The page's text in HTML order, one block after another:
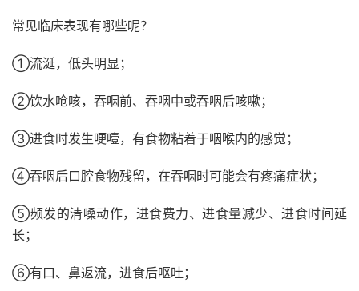
常见临床表现有哪些呢？
①流涎，低头明显；
②饮水呛咳，吞咽前、吞咽中或吞咽后咳嗽；
③进食时发生哽噎，有食物粘着于咽喉内的感觉；
④吞咽后口腔食物残留，在吞咽时可能会有疼痛症状；
⑤频发的清嗓动作，进食费力、进食量减少、进食时间延
长；
⑥有口、鼻返流，进食后呕吐；